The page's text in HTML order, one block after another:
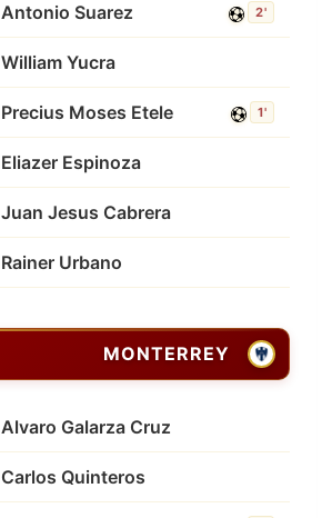
Antonio Suarez 2'
William Yucra
Precius Moses Etele 1'
Eliazer Espinoza
Juan Jesus Cabrera
Rainer Urbano
MONTERREY
Alvaro Galarza Cruz
Carlos Quinteros